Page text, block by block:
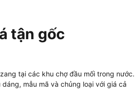
tận gốc
tại các khu chợ đầu mối trong nước.
mẫu mã và chủng loại với giá cả